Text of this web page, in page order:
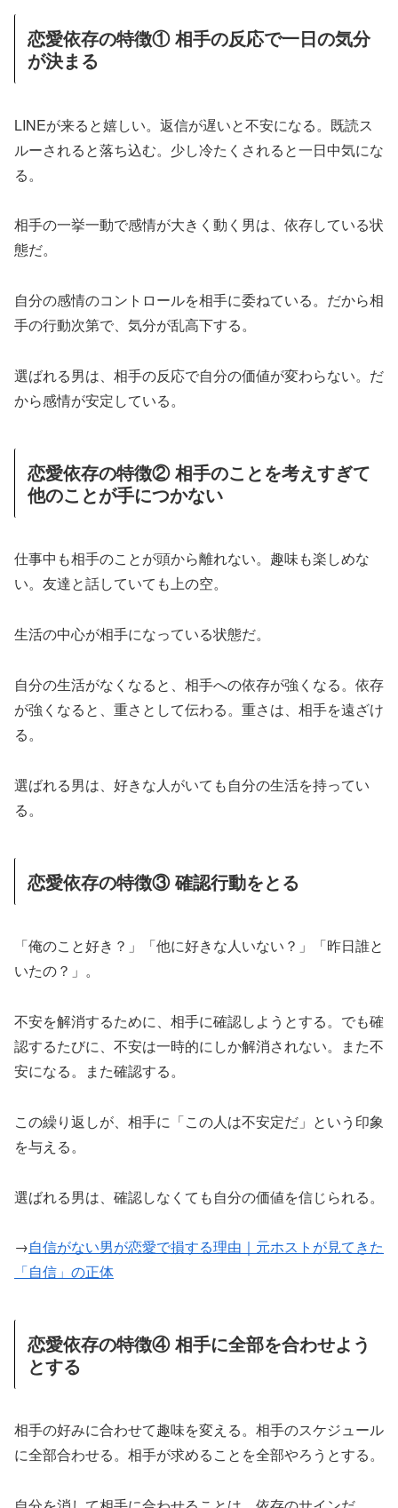
恋愛依存の特徴① 相手の反応で一日の気分
が決まる
LINEが来ると嬉しい。返信が遅いと不安になる。既読ス
ルーされると落ち込む。少し冷たくされると一日中気にな
る。
相手の一挙一動で感情が大きく動く男は、依存している状
態だ。
自分の感情のコントロールを相手に委ねている。だから相
手の行動次第で、気分が乱高下する。
選ばれる男は、相手の反応で自分の価値が変わらない。だ
から感情が安定している。
恋愛依存の特徴② 相手のことを考えすぎて
他のことが手につかない
仕事中も相手のことが頭から離れない。趣味も楽しめな
い。友達と話していても上の空。
生活の中心が相手になっている状態だ。
自分の生活がなくなると、相手への依存が強くなる。依存
が強くなると、重さとして伝わる。重さは、相手を遠ざけ
る。
選ばれる男は、好きな人がいても自分の生活を持ってい
る。
恋愛依存の特徴③ 確認行動をとる
「俺のこと好き？」「他に好きな人いない？」「昨日誰と
いたの？」。
不安を解消するために、相手に確認しようとする。でも確
認するたびに、不安は一時的にしか解消されない。また不
安になる。また確認する。
この繰り返しが、相手に「この人は不安定だ」という印象
を与える。
選ばれる男は、確認しなくても自分の価値を信じられる。
→自信がない男が恋愛で損する理由｜元ホストが見てきた
「自信」の正体
恋愛依存の特徴④ 相手に全部を合わせよう
とする
相手の好みに合わせて趣味を変える。相手のスケジュール
に全部合わせる。相手が求めることを全部やろうとする。